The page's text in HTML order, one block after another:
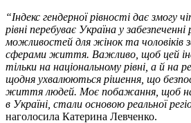
“Індекс гендерної рівності дає змогу
рівні перебуває Україна у забезпеченні
можливостей для жінок та чоловіків
сферами життя. Важливо, щоб цей
тільки на національному рівні, а й на
щодня ухвалюються рішення, що
життя людей. Моє побажання, щоб
в Україні, стали основою реальної
наголосила Катерина Левченко.